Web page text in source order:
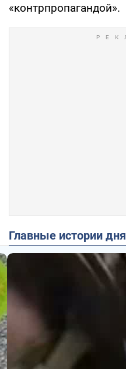
«контрпропагандой».
Главные истории дня